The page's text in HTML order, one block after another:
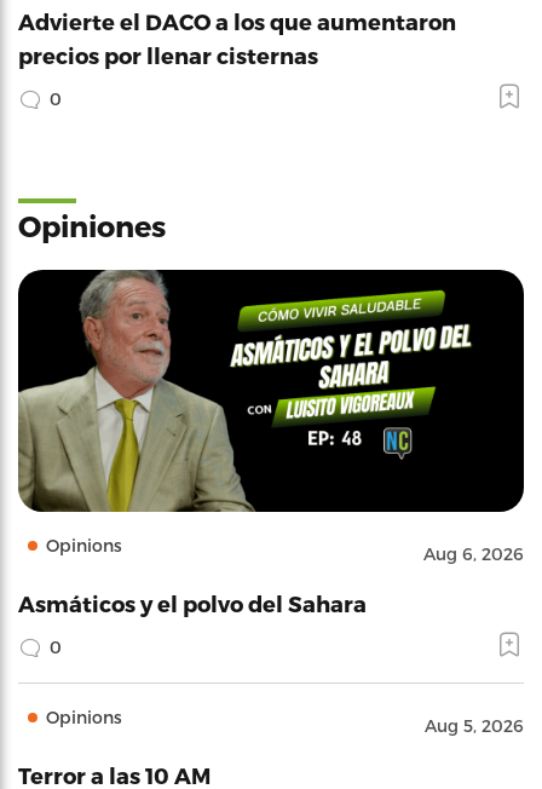
Advierte el DACO a los que aumentaron
precios por llenar cisternas
0
Opiniones
Opinions Aug 6, 2026
Asmáticos y el polvo del Sahara
0
Opinions Aug 5, 2026
Terror a las 10 AM